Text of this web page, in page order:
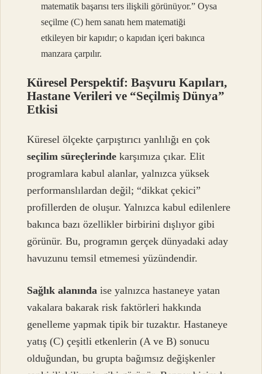
matematik başarısı ters ilişkili görünüyor.” Oysa
seçilme (C) hem sanatı hem matematiği
etkileyen bir kapıdır; o kapıdan içeri bakınca
manzara çarpılır.
Küresel Perspektif: Başvuru Kapıları,
Hastane Verileri ve “Seçilmiş Dünya”
Etkisi
Küresel ölçekte çarpıştırıcı yanlılığı en çok
seçilim süreçlerinde karşımıza çıkar. Elit
programlara kabul alanlar, yalnızca yüksek
performanslılardan değil; “dikkat çekici”
profillerden de oluşur. Yalnızca kabul edilenlere
bakınca bazı özellikler birbirini dışlıyor gibi
görünür. Bu, programın gerçek dünyadaki aday
havuzunu temsil etmemesi yüzündendir.
Sağlık alanında ise yalnızca hastaneye yatan
vakalara bakarak risk faktörleri hakkında
genelleme yapmak tipik bir tuzaktır. Hastaneye
yatış (C) çeşitli etkenlerin (A ve B) sonucu
olduğundan, bu grupta bağımsız değişkenler